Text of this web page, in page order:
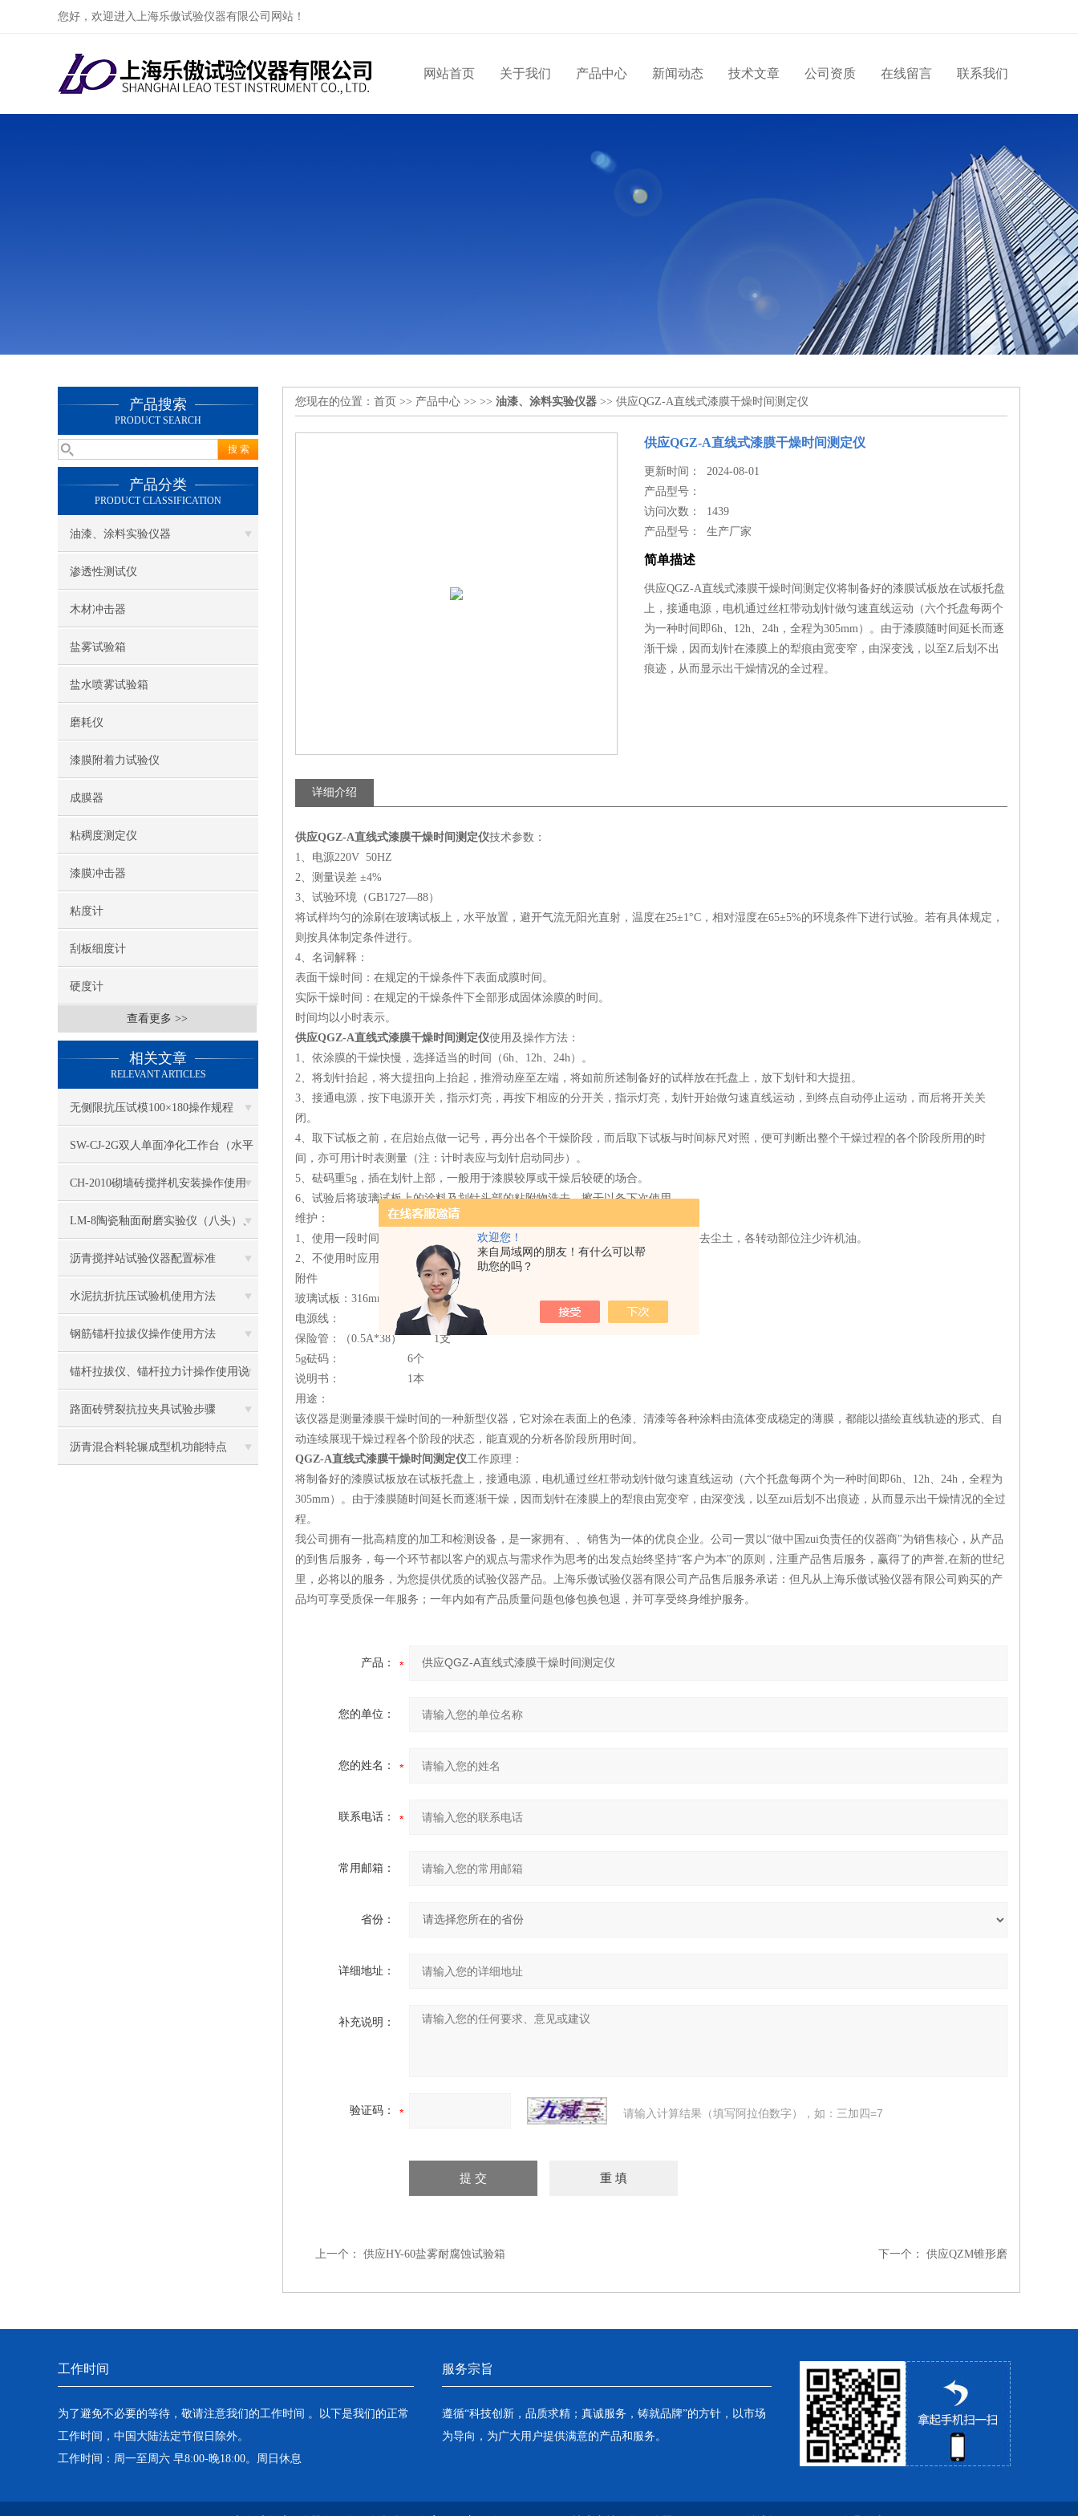
欢迎您！
来自局域网的朋友！有什么可以帮
助您的吗？
您好，欢迎进入上海乐傲试验仪器有限公司网站！
网站首页 关于我们 产品中心 新闻动态 技术文章 公司资质 在线留言 联系我们
产品搜索
PRODUCT SEARCH
产品分类
PRODUCT CLASSIFICATION
油漆、涂料实验仪器
渗透性测试仪
木材冲击器
盐雾试验箱
盐水喷雾试验箱
磨耗仪
漆膜附着力试验仪
成膜器
粘稠度测定仪
漆膜冲击器
粘度计
刮板细度计
硬度计
查看更多 >>
相关文章
RELEVANT ARTICLES
无侧限抗压试模100×180操作规程
SW-CJ-2G双人单面净化工作台（水平
送风）
CH-2010砌墙砖搅拌机安装操作使用
LM-8陶瓷釉面耐磨实验仪（八头）、
釉面耐磨仪结构及工作原理
沥青搅拌站试验仪器配置标准
水泥抗折抗压试验机使用方法
钢筋锚杆拉拔仪操作使用方法
锚杆拉拔仪、锚杆拉力计操作使用说
明
路面砖劈裂抗拉夹具试验步骤
沥青混合料轮辗成型机功能特点
您现在的位置： 首页 >> 产品中心 >> >> 油漆、涂料实验仪器 >> 供应QGZ-A直线式漆膜干燥时间测定仪
供应QGZ-A直线式漆膜干燥时间测定仪
更新时间： 2024-08-01
产品型号：
访问次数： 1439
产品型号： 生产厂家
简单描述
供应QGZ-A直线式漆膜干燥时间测定仪将制备好的漆膜试板放在试板托盘
上，接通电源，电机通过丝杠带动划针做匀速直线运动（六个托盘每两个
为一种时间即6h、12h、24h，全程为305mm）。由于漆膜随时间延长而逐
渐干燥，因而划针在漆膜上的犁痕由宽变窄，由深变浅，以至Z后划不出
痕迹，从而显示出干燥情况的全过程。
详细介绍
供应QGZ-A直线式漆膜干燥时间测定仪技术参数：
1、电源220V 50HZ
2、测量误差 ±4%
3、试验环境（GB1727—88）
将试样均匀的涂刷在玻璃试板上，水平放置，避开气流无阳光直射，温度在25±1°C，相对湿度在65±5%的环境条件下进行试验。若有具体规定，
则按具体制定条件进行。
4、名词解释：
表面干燥时间：在规定的干燥条件下表面成膜时间。
实际干燥时间：在规定的干燥条件下全部形成固体涂膜的时间。
时间均以小时表示。
供应QGZ-A直线式漆膜干燥时间测定仪使用及操作方法：
1、依涂膜的干燥快慢，选择适当的时间（6h、12h、24h）。
2、将划针抬起，将大提扭向上抬起，推滑动座至左端，将如前所述制备好的试样放在托盘上，放下划针和大提扭。
3、接通电源，按下电源开关，指示灯亮，再按下相应的分开关，指示灯亮，划针开始做匀速直线运动，到终点自动停止运动，而后将开关关
闭。
4、取下试板之前，在启始点做一记号，再分出各个干燥阶段，而后取下试板与时间标尺对照，便可判断出整个干燥过程的各个阶段所用的时
间，亦可用计时表测量（注：计时表应与划针启动同步）。
5、砝码重5g，插在划针上部，一般用于漆膜较厚或干燥后较硬的场合。
6、试验后将玻璃试板上的涂料及划针头部的粘附物洗去，擦干以备下次使用。
维护：
1、使用一段时间后，将面板6个螺钉松开，将面板向右翻开（勿将电线折断），擦去尘土，各转动部位注少许机油。
2、不使用时应用仪器罩遮盖，用以防尘。
附件
玻璃试板：316mm*24mm*3mm 12条
电源线： 1根
保险管：（0.5A*38） 1支
5g砝码： 6个
说明书： 1本
用途：
该仪器是测量漆膜干燥时间的一种新型仪器，它对涂在表面上的色漆、清漆等各种涂料由流体变成稳定的薄膜，都能以描绘直线轨迹的形式、自
动连续展现干燥过程各个阶段的状态，能直观的分析各阶段所用时间。
QGZ-A直线式漆膜干燥时间测定仪工作原理：
将制备好的漆膜试板放在试板托盘上，接通电源，电机通过丝杠带动划针做匀速直线运动（六个托盘每两个为一种时间即6h、12h、24h，全程为
305mm）。由于漆膜随时间延长而逐渐干燥，因而划针在漆膜上的犁痕由宽变窄，由深变浅，以至zui后划不出痕迹，从而显示出干燥情况的全过
程。
我公司拥有一批高精度的加工和检测设备，是一家拥有、、销售为一体的优良企业。公司一贯以“做中国zui负责任的仪器商"为销售核心，从产品
的到售后服务，每一个环节都以客户的观点与需求作为思考的出发点始终坚持“客户为本"的原则，注重产品售后服务，赢得了的声誉,在新的世纪
里，必将以的服务，为您提供优质的试验仪器产品。上海乐傲试验仪器有限公司产品售后服务承诺：但凡从上海乐傲试验仪器有限公司购买的产
品均可享受质保一年服务；一年内如有产品质量问题包修包换包退，并可享受终身维护服务。
产品：
您的单位：
您的姓名：
联系电话：
常用邮箱：
省份：
详细地址：
补充说明：
验证码： 请输入计算结果（填写阿拉伯数字），如：三加四=7
上一个： 供应HY-60盐雾耐腐蚀试验箱 下一个： 供应QZM锥形磨
工作时间
为了避免不必要的等待，敬请注意我们的工作时间 。以下是我们的正常
工作时间，中国大陆法定节假日除外。
工作时间：周一至周六 早8:00-晚18:00。周日休息
服务宗旨
遵循“科技创新，品质求精；真诚服务，铸就品牌”的方针，以市场
为导向，为广大用户提供满意的产品和服务。